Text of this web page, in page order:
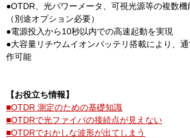
●OTDR、光パワーメータ、可視光源等の複数
（別途オプション必要）
●電源投入から10秒以内での高速起動を実現
●大容量リチウムイオンバッテリ搭載により、
作可能
【お役立ち情報】
■OTDR 測定のための基礎知識
■OTDRで光ファイバの接続点が見えない
■OTDRでおかしな波形が出てしまう